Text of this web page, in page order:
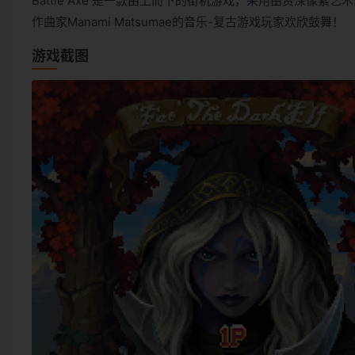
作曲家Manami Matsumae的音乐-复古游戏玩家欢欣鼓舞！
游戏截图